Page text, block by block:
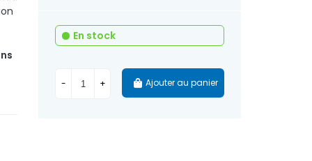
En stock
- + Ajouter au panier